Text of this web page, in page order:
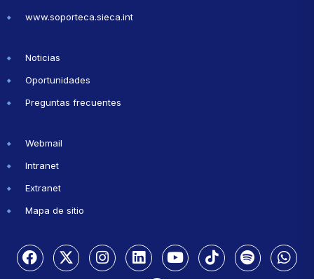
www.soporteca.sieca.int
Noticias
Oportunidades
Preguntas frecuentes
Webmail
Intranet
Extranet
Mapa de sitio